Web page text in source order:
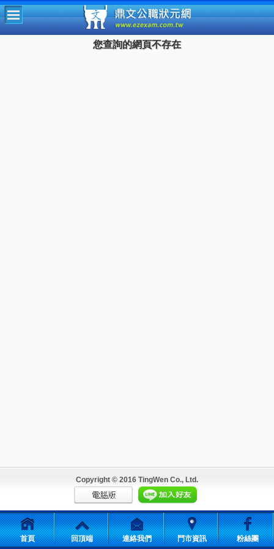
鼎文公
您查詢的網頁不存在
Copyright © 2016 TingWen Co., Ltd.
首頁 回頂端 連絡我們 門市資訊 粉絲團